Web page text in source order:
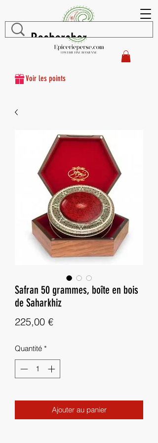
Voir les points
Safran 50 grammes, boîte en bois
de Saharkhiz
225,00 €Prix
Quantité *
Ajouter au panier